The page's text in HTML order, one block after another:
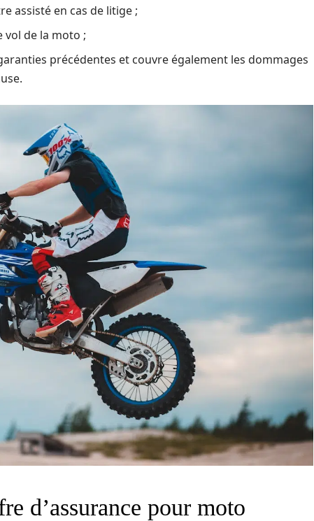
assisté en cas de litige ;
vol de la moto ;
précédentes et couvre également les dommages
d’assurance pour moto